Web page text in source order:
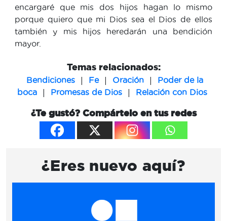
encargaré que mis dos hijos hagan lo mismo
porque quiero que mi Dios sea el Dios de ellos
también y mis hijos heredarán una bendición
mayor.
Temas relacionados:
Bendiciones | Fe | Oración |
Poder de la
boca
| Promesas de Dios | Relación con Dios
¿Te gustó? Compártelo en tus redes
¿Eres nuevo aquí?